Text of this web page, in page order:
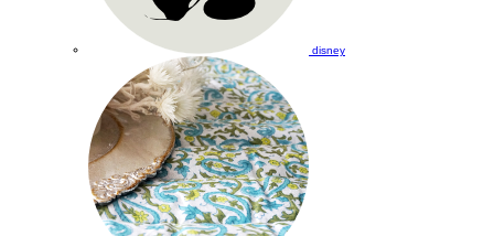
disney